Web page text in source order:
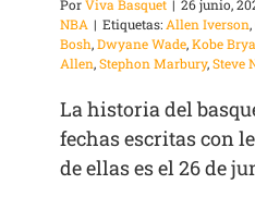
PorViva Basquet | 26 junio,
NBA | Etiquetas: Allen Iverson,
Bosh,Dwyane Wade,Kobe
Allen,Stephon Marbury,Steve
La historia del
fechas escritas con
de ellas es el 26 de